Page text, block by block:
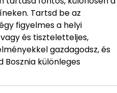
Tartsd be az
figyelmes a helyi
és tiszteletteljes,
gazdagodsz, és
különleges